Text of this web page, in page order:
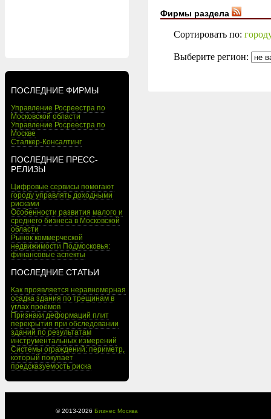
ПОСЛЕДНИЕ ФИРМЫ
Управление Росреестра по
Московской области
Управление Росреестра по
Москве
Сталкер-Консалтинг
ПОСЛЕДНИЕ ПРЕСС-
РЕЛИЗЫ
Цифровые сервисы помогают
городу управлять доходными
рисками
Особенности развития малого и
среднего бизнеса в Московской
области
Рынок коммерческой
недвижимости Подмосковья:
финансовые аспекты
ПОСЛЕДНИЕ СТАТЬИ
Как проявляется неравномерная
осадка здания по трещинам в
углах проёмов
Признаки деформаций плит
перекрытия при обследовании
зданий по результатам
инструментальных измерений
Системы ограждений: периметр,
который покупает
предсказуемость риска
Фирмы раздела
Сортировать по:
Выберите регион:
© 2013-2026 Бизнес Москва